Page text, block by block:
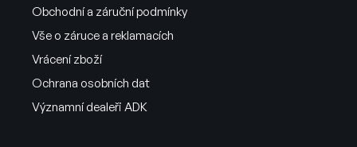
Obchodní a záruční podmínky
Vše o záruce a reklamacích
Vrácení zboží
Ochrana osobních dat
Významní dealeři ADK